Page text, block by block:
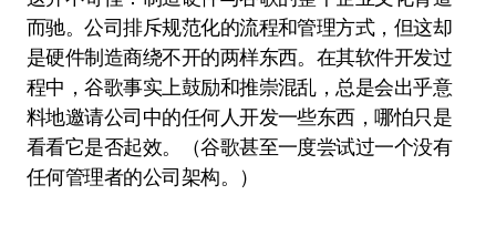
而驰。公司排斥规范化的流程和管理方式，但这却
是硬件制造商绕不开的两样东西。在其软件开发过
程中，谷歌事实上鼓励和推崇混乱，总是会出乎意
料地邀请公司中的任何人开发一些东西，哪怕只是
看看它是否起效。（谷歌甚至一度尝试过一个没有
任何管理者的公司架构。）